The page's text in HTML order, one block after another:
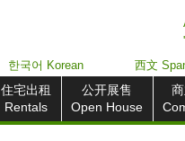
한국어 Korean 西文
住宅出租
Rentals
公开展售
Open House